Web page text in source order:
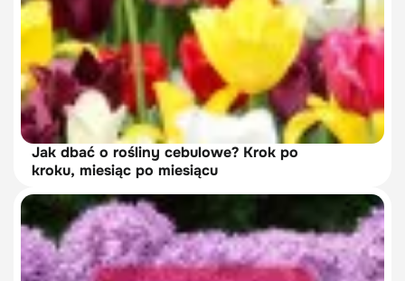
Jak dbać o rośliny cebulowe? Krok po
kroku, miesiąc po miesiącu